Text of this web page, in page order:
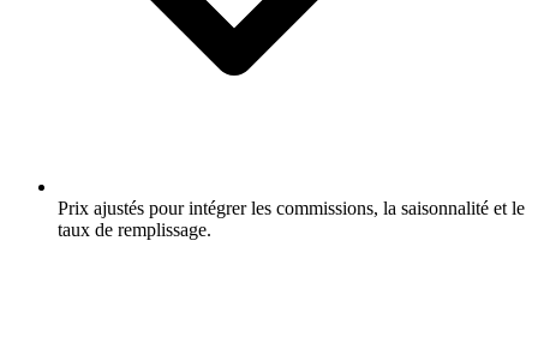
Prix ajustés pour intégrer les commissions, la saisonnalité et le
taux de remplissage.